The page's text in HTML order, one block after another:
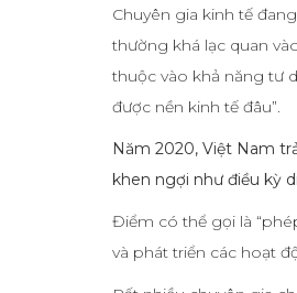
Chuyên gia kinh tế
thường khá lạc quan
thuộc vào khả năng tư
được nền kinh tế đâu”.
Năm 2020, Việt Nam
khen ngợi như điều kỳ
Điểm có thể gọi là
và phát triển các hoạt